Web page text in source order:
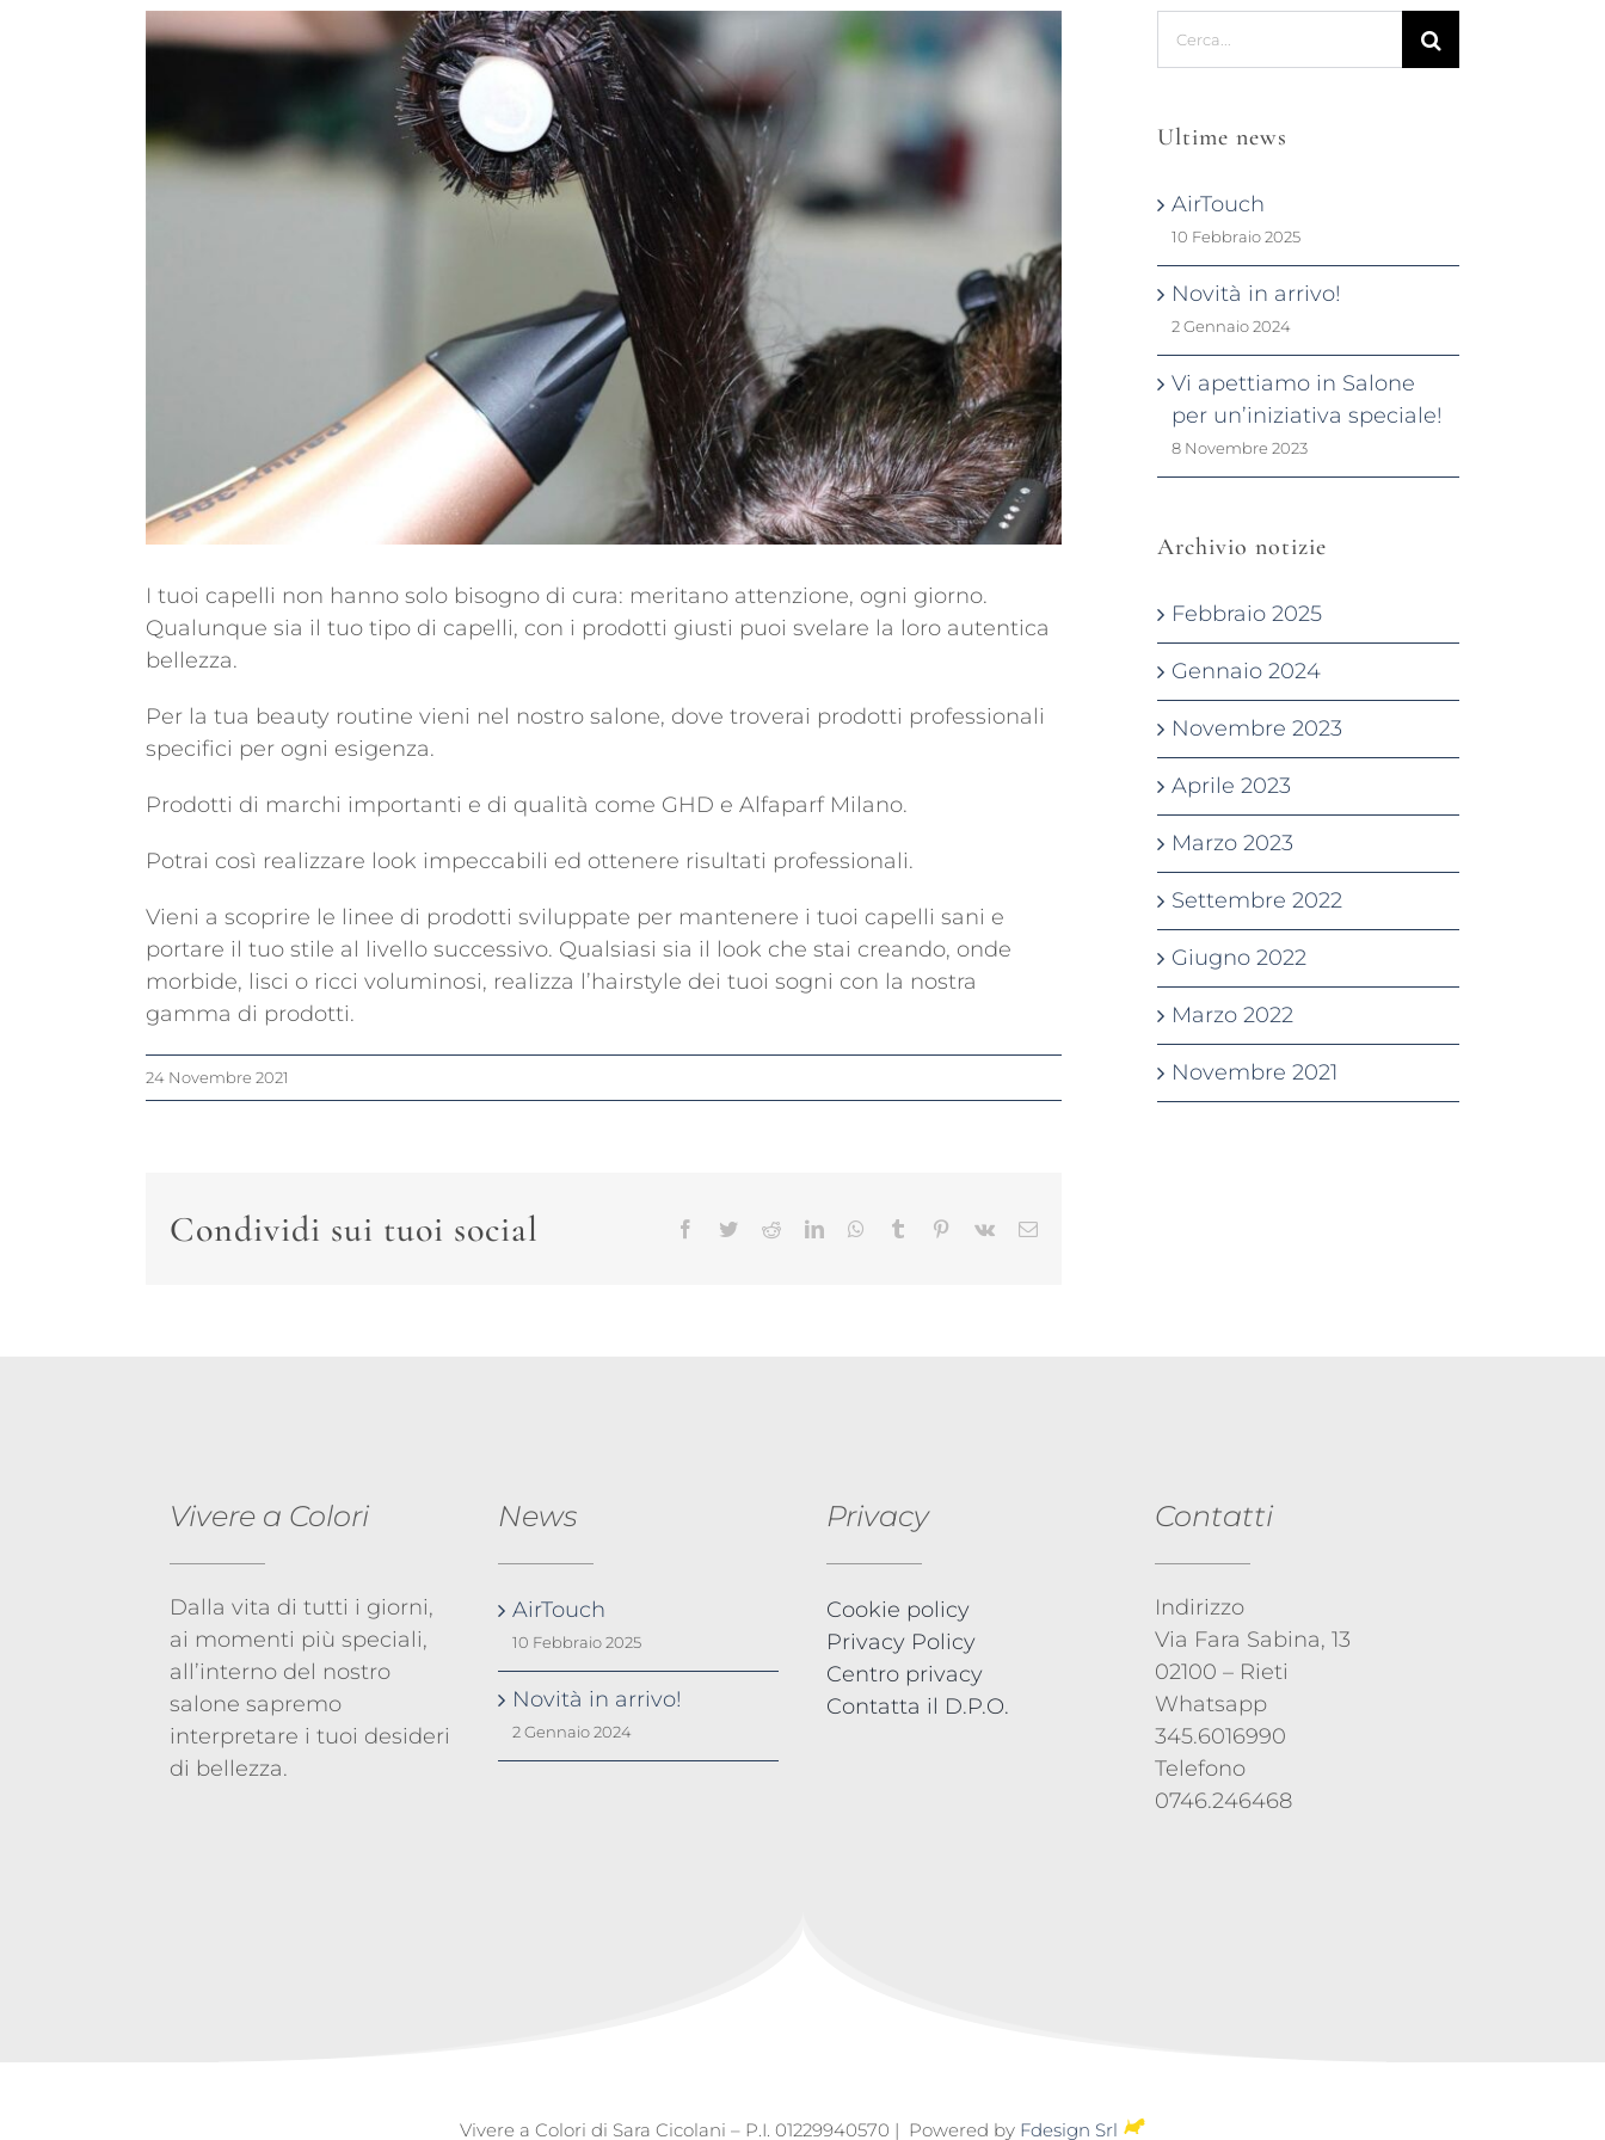
Ingrandisci
immagine
I tuoi capelli non hanno solo bisogno di cura: meritano attenzione, ogni giorno.
Qualunque sia il tuo tipo di capelli, con i prodotti giusti puoi svelare la loro autentica
bellezza.
Per la tua beauty routine vieni nel nostro salone, dove troverai prodotti professionali
specifici per ogni esigenza.
Prodotti di marchi importanti e di qualità come GHD e Alfaparf Milano.
Potrai così realizzare look impeccabili ed ottenere risultati professionali.
Vieni a scoprire le linee di prodotti sviluppate per mantenere i tuoi capelli sani e
portare il tuo stile al livello successivo. Qualsiasi sia il look che stai creando, onde
morbide, lisci o ricci voluminosi, realizza l’hairstyle dei tuoi sogni con la nostra
gamma di prodotti.
24 Novembre 2021
Condividi sui tuoi social Facebook
TwitterRedditLinkedInWhatsApp
Tumblr Pinterest
Vk Email
Ultime news
AirTouch
10 Febbraio 2025
Novità in arrivo!
2 Gennaio 2024
Vi apettiamo in Salone
per un’iniziativa speciale!
8 Novembre 2023
Archivio notizie
Febbraio 2025
Gennaio 2024
Novembre 2023
Aprile 2023
Marzo 2023
Settembre 2022
Giugno 2022
Marzo 2022
Novembre 2021
Vivere a Colori
Dalla vita di tutti i giorni,
ai momenti più speciali,
all’interno del nostro
salone sapremo
interpretare i tuoi desideri
di bellezza.
News
AirTouch
10 Febbraio 2025
Novità in arrivo!
2 Gennaio 2024
Privacy
Cookie policy
Privacy Policy
Centro privacy
Contatta il D.P.O.
Contatti
Indirizzo
Via Fara Sabina, 13
02100 – Rieti
Whatsapp
345.6016990
Telefono
0746.246468
Vivere a Colori di Sara Cicolani – P.I. 01229940570 | Powered by Fdesign Srl